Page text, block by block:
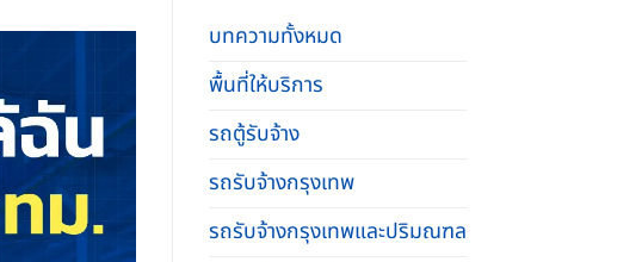
บทความทั้งหมด
พื้นที่ให้บริการ
รถตู้รับจ้าง
รถรับจ้างกรุงเทพ
รถรับจ้างกรุงเทพและปริมณฑล